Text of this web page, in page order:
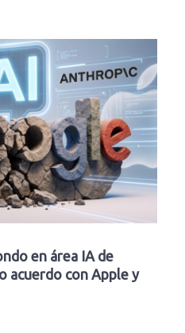
en área IA de
acuerdo con Apple y